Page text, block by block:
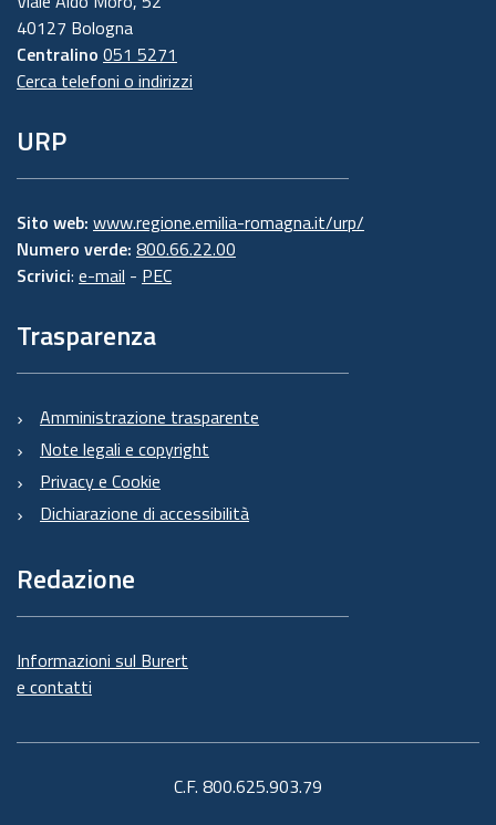
40127 Bologna
Centralino 051 5271
Cerca telefoni o indirizzi
URP
Sito web: www.regione.emilia-romagna.it/urp/
Numero verde: 800.66.22.00
Scrivici: e-mail - PEC
Trasparenza
Amministrazione trasparente
Note legali e copyright
Privacy e Cookie
Dichiarazione di accessibilità
Redazione
Informazioni sul Burert
e contatti
C.F. 800.625.903.79